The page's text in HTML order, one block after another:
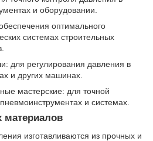
и оборудовании.
оптимального
системах строительных
для регулирования давления в
и других машинах.
мастерские: для точной
и системах.
изготавливаются из прочных и